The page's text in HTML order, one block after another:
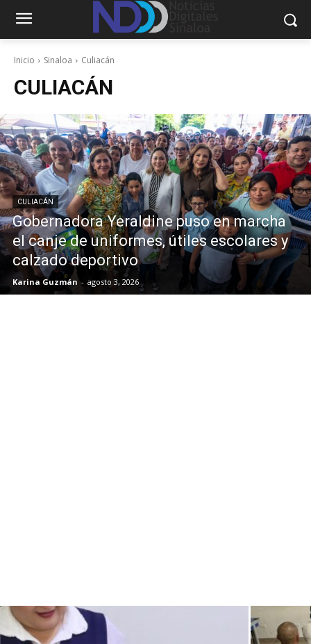
Inicio Sinaloa Culiacán
CULIACÁN
CULIACÁN
Gobernadora Yeraldine puso en marcha
el canje de uniformes, útiles escolares y
calzado deportivo
Karina Guzmán - agosto 3, 2026